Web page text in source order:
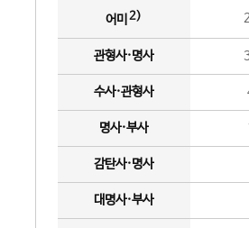
어미 2)
관형사·명사
수사·관형사
명사·부사
감탄사·명사
대명사·부사